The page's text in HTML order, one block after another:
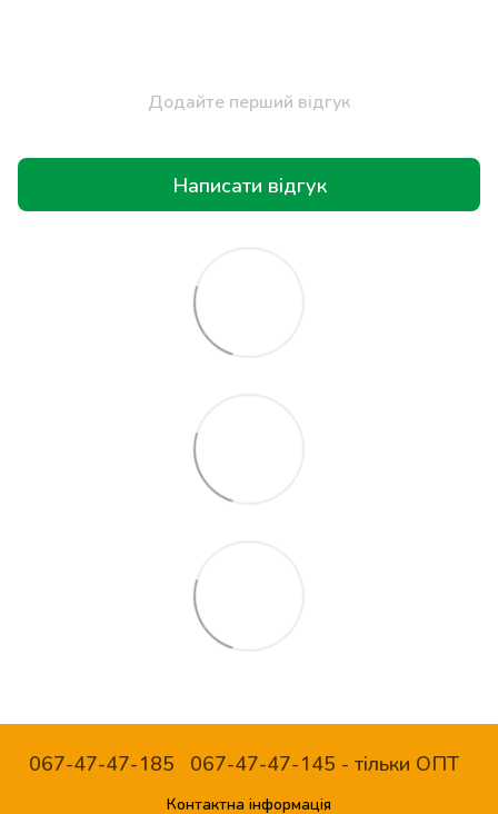
Додайте перший відгук
Написати відгук
067-47-47-185 067-47-47-145 - тільки ОПТ
Контактна інформація